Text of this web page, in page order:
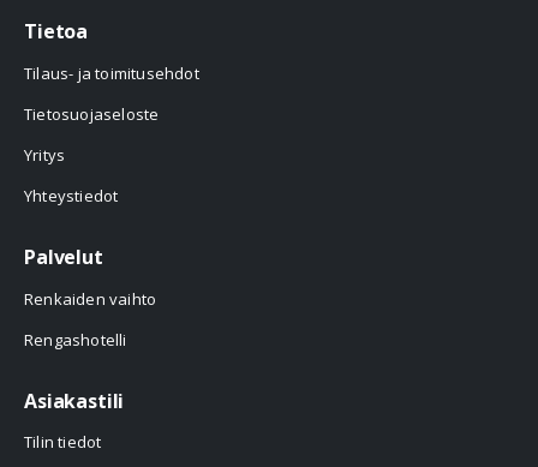
Tietoa
Tilaus- ja toimitusehdot
Tietosuojaseloste
Yritys
Yhteystiedot
Palvelut
Renkaiden vaihto
Rengashotelli
Asiakastili
Tilin tiedot